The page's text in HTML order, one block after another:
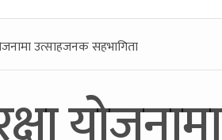
उत्साहजनक सहभागिता